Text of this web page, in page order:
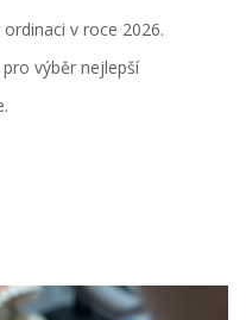
v roce 2026.
výběr nejlepší